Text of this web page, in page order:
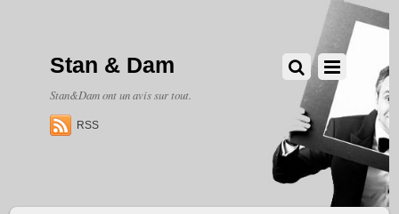
Stan & Dam
Stan&Dam ont un avis sur tout.
RSS